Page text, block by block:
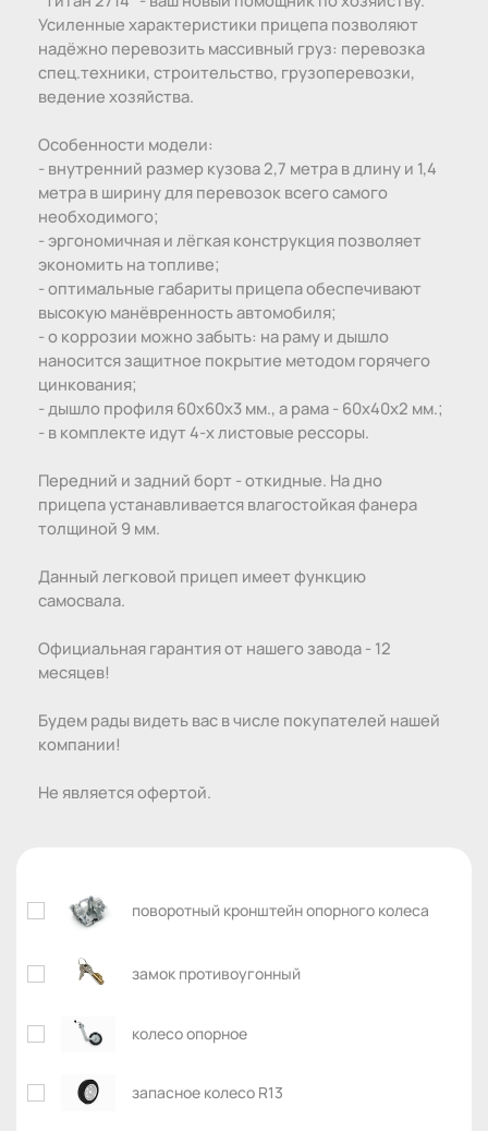
Усиленные характеристики прицепа позволяют
надёжно перевозить массивный груз: перевозка
спец.техники, строительство, грузоперевозки,
ведение хозяйства.
Особенности модели:
- внутренний размер кузова 2,7 метра в длину и 1,4
метра в ширину для перевозок всего самого
необходимого;
- эргономичная и лёгкая конструкция позволяет
экономить на топливе;
- оптимальные габариты прицепа обеспечивают
высокую манёвренность автомобиля;
- о коррозии можно забыть: на раму и дышло
наносится защитное покрытие методом горячего
цинкования;
- дышло профиля 60х60х3 мм., а рама - 60х40х2 мм.;
- в комплекте идут 4-х листовые рессоры.
Передний и задний борт - откидные. На дно
прицепа устанавливается влагостойкая фанера
толщиной 9 мм.
Данный легковой прицеп имеет функцию
самосвала.
Официальная гарантия от нашего завода - 12
месяцев!
Будем рады видеть вас в числе покупателей нашей
компании!
Не является офертой.
поворотный кронштейн опорного колеса
замок противоугонный
колесо опорное
запасное колесо R13